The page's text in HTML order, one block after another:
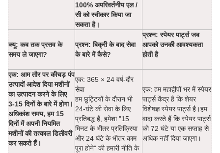
100% अपरिवर्तनीय एल /
सी को स्वीकार किया जा
सकता है।
क्यू: कब तक प्रसव के
समय ले जाएगा?
प्रश्न: बिक्री के बाद सेवा
के बारे में कैसे?
प्रश्न: स्पेयर पार्ट्स जब
आपको उनकी आवश्यकता
होती है
एक: आम तौर पर कीचड़ पंप
उत्पादों आदेश दिया मशीनों
का उत्पादन करने के लिए
3-15 दिनों के बारे में होगा।
अधिकांश समय, हम 15
दिनों में अपनी नियमित
मशीनों की तत्काल डिलीवरी
कर सकते हैं।
एक: 365 × 24 वर्ष-दौर
सेवा
हम छुट्टियों के दौरान भी
24-घंटे की सेवा के लिए
प्रतिबद्ध हैं, हमेशा "15
मिनट के भीतर प्रतिक्रिया
और 24 घंटे के भीतर काम
पूरा होने" की हमारी नीति के
एक: हम महाद्वीपों भर में स्पेयर
पार्ट्स केंद्र है कि शेयर
विशेषज्ञ स्पेयर पार्ट्स है।हम
वादा करते हैं कि स्पेयर पार्ट्स
को 72 घंटे या एक सप्ताह से
अधिक नहीं दिया जाएगा।